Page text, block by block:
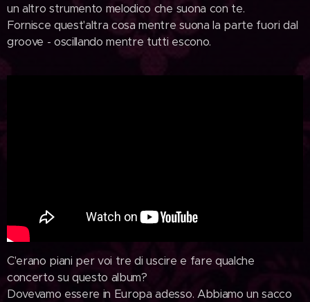
un altro strumento melodico che suona con te.
Fornisce quest'altra cosa mentre suona la parte fuori dal
groove - oscillando mentre tutti escono.
C'erano piani per voi tre di uscire e fare qualche
concerto su questo album?
Dovevamo essere in Europa adesso. Abbiamo un sacco